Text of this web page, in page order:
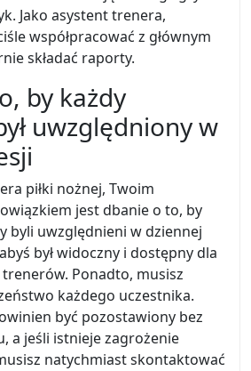
Jako asystent trenera,
współpracować z głównym
składać raporty.
by każdy
uwzględniony w
piłki nożnej, Twoim
jest dbanie o to, by
byli uwzględnieni w dziennej
był widoczny i dostępny dla
Ponadto, musisz
każdego uczestnika.
być pozostawiony bez
a jeśli istnieje zagrożenie
natychmiast skontaktować